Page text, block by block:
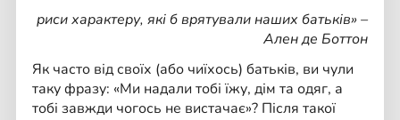
риси характеру, які б врятували наших батьків» –
Ален де Боттон
Як часто від своїх (або чиїхось) батьків, ви чули
таку фразу: «Ми надали тобі їжу, дім та одяг, а
тобі завжди чогось не вистачає»? Після такої